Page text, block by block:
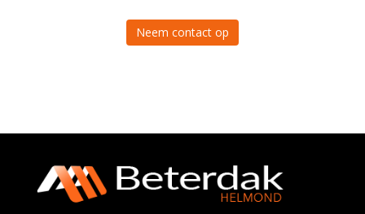
Neem contact op